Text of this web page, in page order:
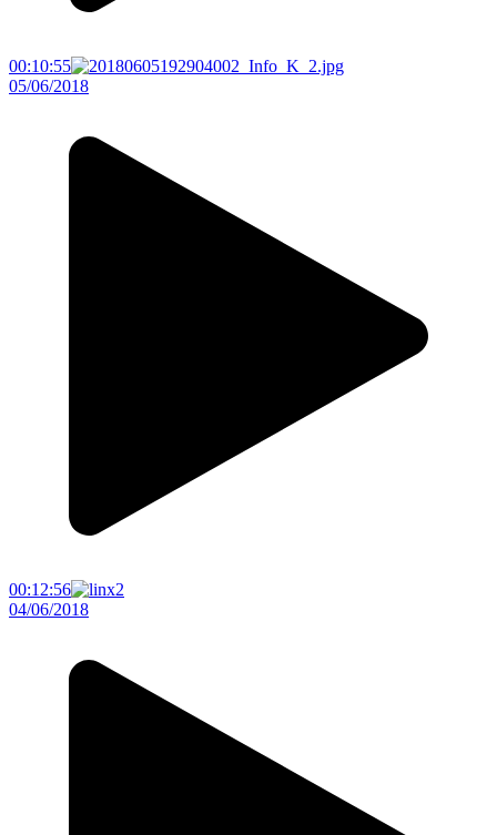
00:10:55
05/06/2018
00:12:56
04/06/2018